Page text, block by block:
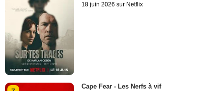
18 juin 2026 sur Netflix
Cape Fear - Les Nerfs à vif